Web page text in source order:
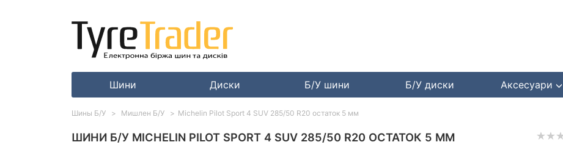
Шини Диски Б/У шини Б/У диски Аксесуари
ШИНИ Б/У MICHELIN PILOT SPORT 4 SUV 285/50 R20 ОСТАТОК 5 ММ
Шины Б/У Мишлен Б/У Michelin Pilot Sport 4 SUV 285/50 R20 остаток 5 мм